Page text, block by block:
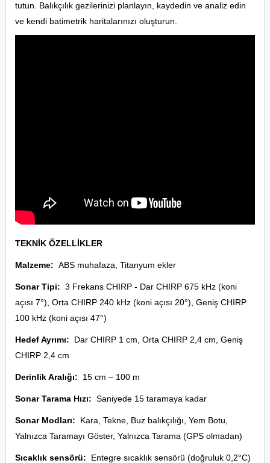
tutun. Balıkçılık gezilerinizi planlayın, kaydedin ve analiz edin
ve kendi batimetrik haritalarınızı oluşturun.
TEKNİK ÖZELLİKLER
Malzeme: ABS muhafaza, Titanyum ekler
Sonar Tipi: 3 Frekans CHIRP - Dar CHIRP 675 kHz (koni
açısı 7°), Orta CHIRP 240 kHz (koni açısı 20°), Geniş CHIRP
100 kHz (koni açısı 47°)
Hedef Ayrımı: Dar CHIRP 1 cm, Orta CHIRP 2,4 cm, Geniş
CHIRP 2,4 cm
Derinlik Aralığı: 15 cm – 100 m
Sonar Tarama Hızı: Saniyede 15 taramaya kadar
Sonar Modları:
Kara, Tekne, Buz balıkçılığı, Yem Botu,
Yalnızca Taramayı Göster, Yalnızca Tarama (GPS olmadan)
Sıcaklık sensörü: Entegre sıcaklık sensörü (doğruluk 0,2°C)